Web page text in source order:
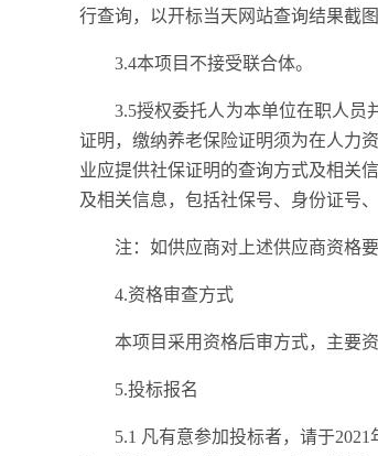
行查询，以开标当天网站查询结果截
3.4本项目不接受联合体。
3.5授权委托人为本单位在职人员
证明，缴纳养老保险证明须为在人力
业应提供社保证明的查询方式及相关
及相关信息，包括社保号、身份证号
注：如供应商对上述供应商资格
4.资格审查方式
本项目采用资格后审方式，主要
5.投标报名
5.1 凡有意参加投标者，请于2021